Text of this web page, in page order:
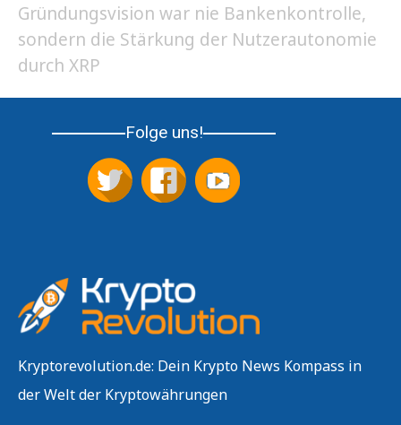
Gründungsvision war nie Bankenkontrolle,
sondern die Stärkung der Nutzerautonomie
durch XRP
Folge uns!
Kryptorevolution.de: Dein Krypto News Kompass in
der Welt der Kryptowährungen